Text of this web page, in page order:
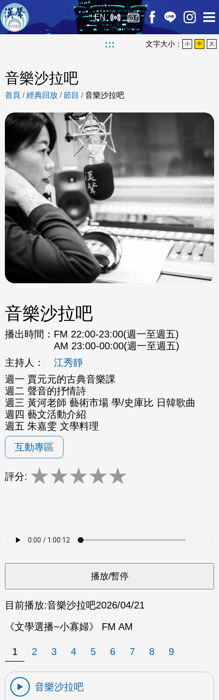
EN
::: 文字大小： 小 中 大
音樂沙拉吧
首頁 /經典回放 /節目 /音樂沙拉吧
音樂沙拉吧
播出時間： FM 22:00-23:00(週一至週五)
AM 23:00-00:00(週一至週五)
主持人：
江秀靜
週一 賈元元的古典音樂課
週二 聲音的抒情詩
週三 黃河老師 藝術市場 學/史庫比 日韓歌曲
週四 藝文活動介紹
週五 朱嘉雯 文學料理
互動專區
評分: ★★★★★
目前播放:音樂沙拉吧2026/04/21
《文學選播~小寡婦》 FM AM
1 2 3 4 5 6 7 8 9
音樂沙拉吧